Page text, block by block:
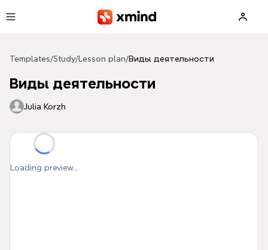
Templates/Study/ Lesson plan/Виды деятельности
Виды деятельности
Julia Korzh
Loading preview...